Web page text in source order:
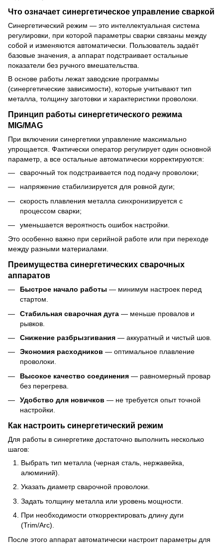
Что означает синергетическое управление сваркой
Синергетический режим — это интеллектуальная система
регулировки, при которой параметры сварки связаны между
собой и изменяются автоматически. Пользователь задаёт
базовые значения, а аппарат подстраивает остальные
показатели без ручного вмешательства.
В основе работы лежат заводские программы
(синергетические зависимости), которые учитывают тип
металла, толщину заготовки и характеристики проволоки.
Принцип работы синергетического режима
MIG/MAG
При включении синергетики управление максимально
упрощается. Фактически оператор регулирует один основной
параметр, а все остальные автоматически корректируются:
сварочный ток подстраивается под подачу проволоки;
напряжение стабилизируется для ровной дуги;
скорость плавления металла синхронизируется с
процессом сварки;
уменьшается вероятность ошибок настройки.
Это особенно важно при серийной работе или при переходе
между разными материалами.
Преимущества синергетических сварочных
аппаратов
Быстрое начало работы — минимум настроек перед
стартом.
Стабильная сварочная дуга — меньше провалов и
рывков.
Снижение разбрызгивания — аккуратный и чистый шов.
Экономия расходников — оптимальное плавление
проволоки.
Высокое качество соединения — равномерный провар
без перегрева.
Удобство для новичков — не требуется опыт точной
настройки.
Как настроить синергетический режим
Для работы в синергетике достаточно выполнить несколько
шагов:
Выбрать тип металла (черная сталь, нержавейка,
алюминий).
Указать диаметр сварочной проволоки.
Задать толщину металла или уровень мощности.
При необходимости откорректировать длину дуги
(Trim/Arc).
После этого аппарат автоматически настроит параметры для